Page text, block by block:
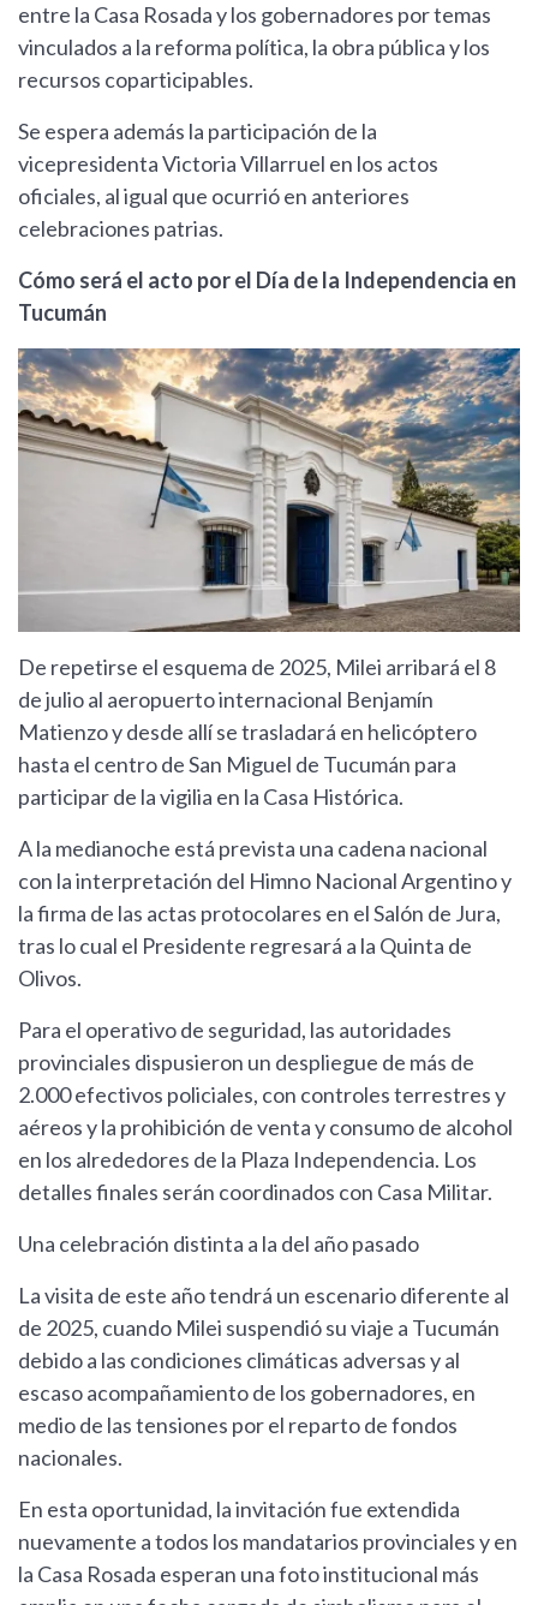
entre la Casa Rosada y los gobernadores por temas
vinculados a la reforma política, la obra pública y los
recursos coparticipables.
Se espera además la participación de la
vicepresidenta Victoria Villarruel en los actos
oficiales, al igual que ocurrió en anteriores
celebraciones patrias.
Cómo será el acto por el Día de la Independencia en
Tucumán
De repetirse el esquema de 2025, Milei arribará el 8
de julio al aeropuerto internacional Benjamín
Matienzo y desde allí se trasladará en helicóptero
hasta el centro de San Miguel de Tucumán para
participar de la vigilia en la Casa Histórica.
A la medianoche está prevista una cadena nacional
con la interpretación del Himno Nacional Argentino y
la firma de las actas protocolares en el Salón de Jura,
tras lo cual el Presidente regresará a la Quinta de
Olivos.
Para el operativo de seguridad, las autoridades
provinciales dispusieron un despliegue de más de
2.000 efectivos policiales, con controles terrestres y
aéreos y la prohibición de venta y consumo de alcohol
en los alrededores de la Plaza Independencia. Los
detalles finales serán coordinados con Casa Militar.
Una celebración distinta a la del año pasado
La visita de este año tendrá un escenario diferente al
de 2025, cuando Milei suspendió su viaje a Tucumán
debido a las condiciones climáticas adversas y al
escaso acompañamiento de los gobernadores, en
medio de las tensiones por el reparto de fondos
nacionales.
En esta oportunidad, la invitación fue extendida
nuevamente a todos los mandatarios provinciales y en
la Casa Rosada esperan una foto institucional más